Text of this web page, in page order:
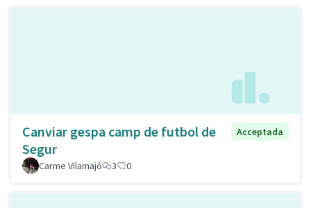
Canviar gespa camp de futbol de
Segur
Acceptada
Carme Vilamajó 3 0